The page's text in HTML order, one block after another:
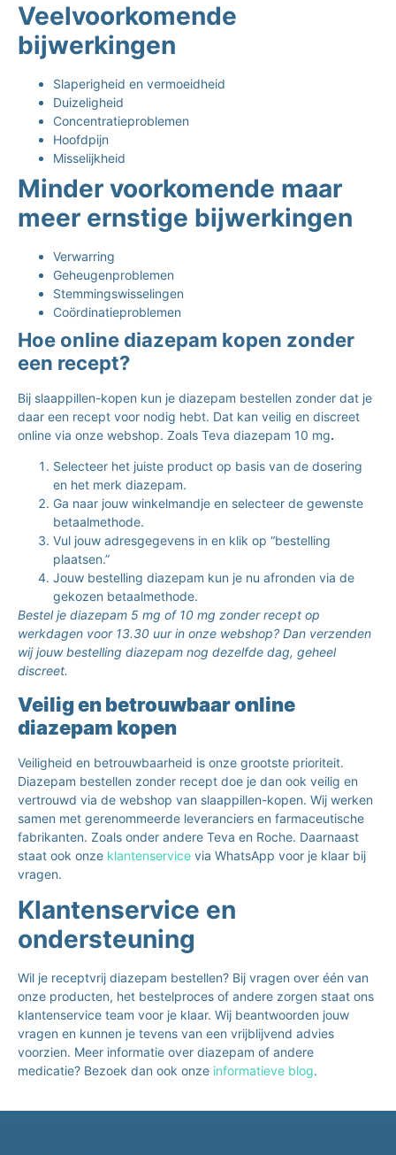
Veelvoorkomende
bijwerkingen
Slaperigheid en vermoeidheid
Duizeligheid
Concentratieproblemen
Hoofdpijn
Misselijkheid
Minder voorkomende maar
meer ernstige bijwerkingen
Verwarring
Geheugenproblemen
Stemmingswisselingen
Coördinatieproblemen
Hoe online diazepam kopen zonder
een recept?
Bij slaappillen-kopen kun je diazepam bestellen zonder dat je
daar een recept voor nodig hebt. Dat kan veilig en discreet
online via onze webshop. Zoals Teva diazepam 10 mg.
Selecteer het juiste product op basis van de dosering
en het merk diazepam.
Ga naar jouw winkelmandje en selecteer de gewenste
betaalmethode.
Vul jouw adresgegevens in en klik op “bestelling
plaatsen.”
Jouw bestelling diazepam kun je nu afronden via de
gekozen betaalmethode.
Bestel je diazepam 5 mg of 10 mg zonder recept op
werkdagen voor 13.30 uur in onze webshop? Dan verzenden
wij jouw bestelling diazepam nog dezelfde dag, geheel
discreet.
Veilig en betrouwbaar online
diazepam kopen
Veiligheid en betrouwbaarheid is onze grootste prioriteit.
Diazepam bestellen zonder recept doe je dan ook veilig en
vertrouwd via de webshop van slaappillen-kopen. Wij werken
samen met gerenommeerde leveranciers en farmaceutische
fabrikanten. Zoals onder andere Teva en Roche. Daarnaast
staat ook onze klantenservice via WhatsApp voor je klaar bij
vragen.
Klantenservice en
ondersteuning
Wil je receptvrij diazepam bestellen? Bij vragen over één van
onze producten, het bestelproces of andere zorgen staat ons
klantenservice team voor je klaar. Wij beantwoorden jouw
vragen en kunnen je tevens van een vrijblijvend advies
voorzien. Meer informatie over diazepam of andere
medicatie? Bezoek dan ook onze informatieve blog.